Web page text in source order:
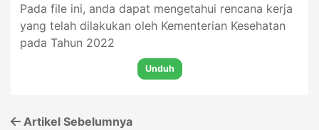
Pada file ini, anda dapat mengetahui rencana kerja
yang telah dilakukan oleh Kementerian Kesehatan
pada Tahun 2022
Unduh
Artikel Sebelumnya